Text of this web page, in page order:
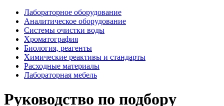
Лабораторное оборудование
Аналитическое оборудование
Системы очистки воды
Хроматография
Биология, реагенты
Химические реактивы и стандарты
Расходные материалы
Лабораторная мебель
Руководство по подбору